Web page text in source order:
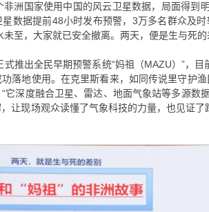
非洲国家使用中国的风云卫星数据，局面得到
数据提前48小时发布预警，3万多名群众及
未至，大家就已安全撤离。两天，便是生与死
式推出全民早期预警系统“妈祖（MAZU）”，
落地使用。在克里斯看来，如同传说里守护
它深度融合卫星、雷达、地面气象站等多源数
让现场观众读懂了气象科技的力量，也见证